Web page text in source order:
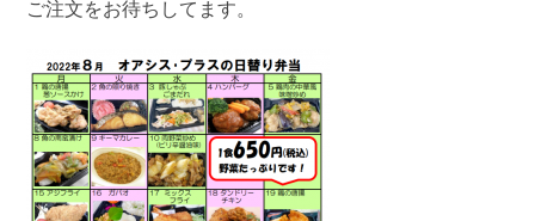
ご注文をお待ちしてます。